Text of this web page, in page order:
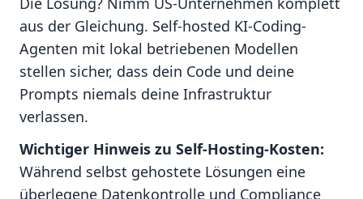
aus der Gleichung. Self-hosted KI-Coding-
Agenten mit lokal betriebenen Modellen
stellen sicher, dass dein Code und deine
Prompts niemals deine Infrastruktur
verlassen.
Wichtiger Hinweis zu Self-Hosting-Kosten:
Während selbst gehostete Lösungen eine
überlegene Datenkontrolle und Compliance